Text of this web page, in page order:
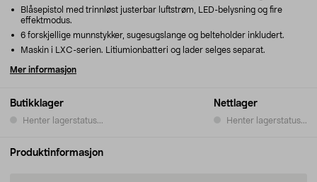
Butikklager
Henter lagerstatus...
Nettlager
Henter lagerstatus...
Blåsepistol med trinnløst justerbar luftstrøm, LED-belysning og fire
effektmodus.
6 forskjellige munnstykker, sugesugslange og belteholder inkludert.
Maskin i LXC-serien. Litiumionbatteri og lader selges separat.
Mer informasjon
Produktinformasjon